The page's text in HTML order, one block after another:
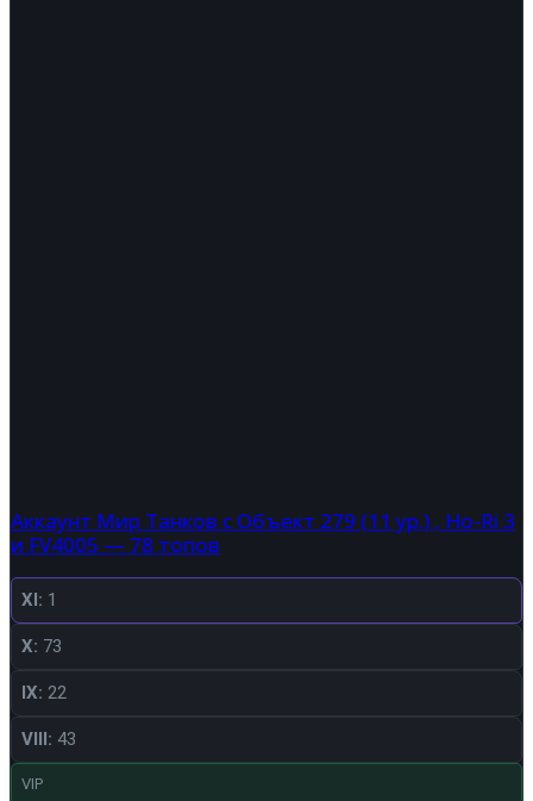
Аккаунт Мир Танков с Объект 279 (11 ур.) , Ho-Ri 3
и FV4005 — 78 топов
XI: 1
X: 73
IX: 22
VIII: 43
VIP